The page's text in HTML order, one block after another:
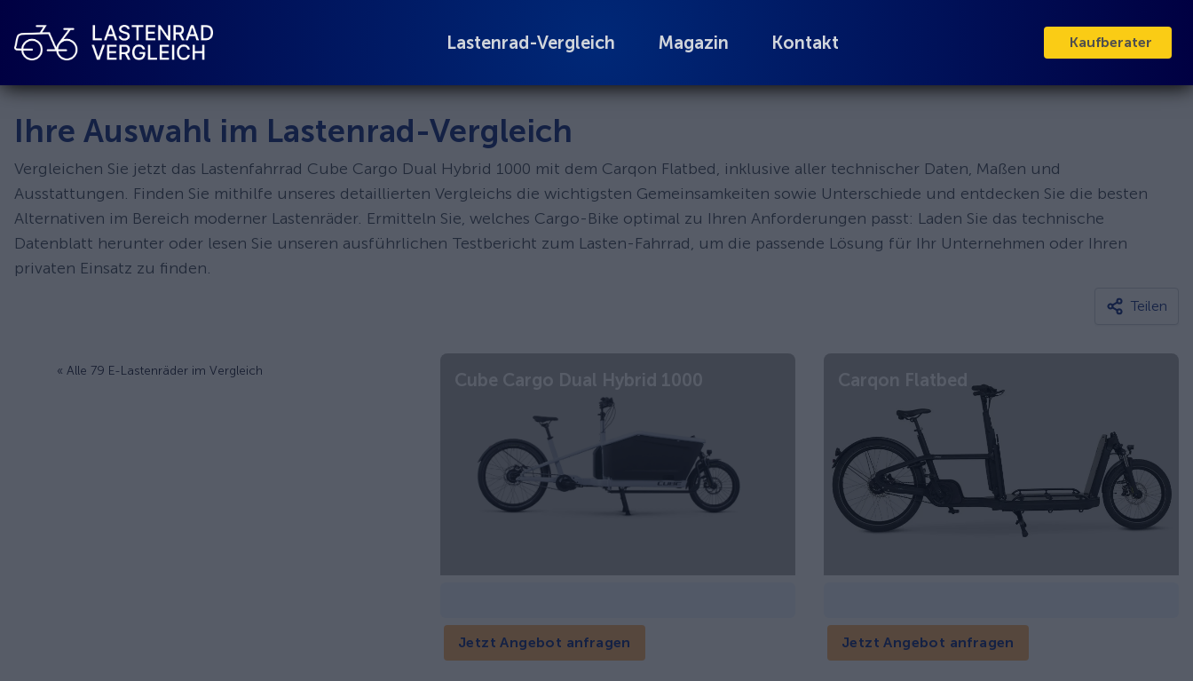
Lastenrad-Vergleich Magazin Kontakt Kaufberater
Ihre Auswahl im Lastenrad-Vergleich
Vergleichen Sie jetzt das Lastenfahrrad Cube Cargo Dual Hybrid 1000 mit dem Carqon Flatbed, inklusive aller technischer Daten, Maßen und
Ausstattungen. Finden Sie mithilfe unseres detaillierten Vergleichs die wichtigsten Gemeinsamkeiten sowie Unterschiede und entdecken Sie die besten
Alternativen im Bereich moderner Lastenräder. Ermitteln Sie, welches Cargo-Bike optimal zu Ihren Anforderungen passt: Laden Sie das technische
Datenblatt herunter oder lesen Sie unseren ausführlichen Testbericht zum Lasten-Fahrrad, um die passende Lösung für Ihr Unternehmen oder Ihren
privaten Einsatz zu finden.
Teilen
« Alle 79 E-Lastenräder im Vergleich
Jetzt Angebot anfragen Jetzt Angebot anfragen